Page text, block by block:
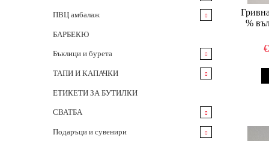
БУТИЛКИ 375 мл
БУТИЛКИ 500 мл
БУТИЛКИ 700 и 750 мл
Бутилки 1000мл
Бутилки
Буркани
Дамаджани
ПВЦ амбалаж
БИДОНИ
БАРБЕКЮ
Бъклици и бурета
Бъклици
Бурета
Бъчварски изделия
ПВЦ Бурета
ТАПИ И КАПАЧКИ
Коркови тапи
ПВЦ тапи
Луксозни тапи
ЕТИКЕТИ ЗА БУТИЛКИ
СВАТБА
Стъклени фигурки
Подаръци и сувенири
%